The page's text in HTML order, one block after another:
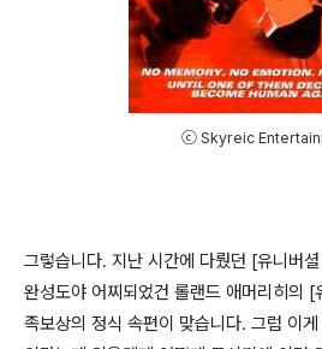
ⓒ Skyreic
그렇습니다. 지난 시간에 다뤘던 [유니버
완성도야 어찌되었건 롤랜드 애머리히의 [
족보상의 정식 속편이 맞습니다. 그럼 이